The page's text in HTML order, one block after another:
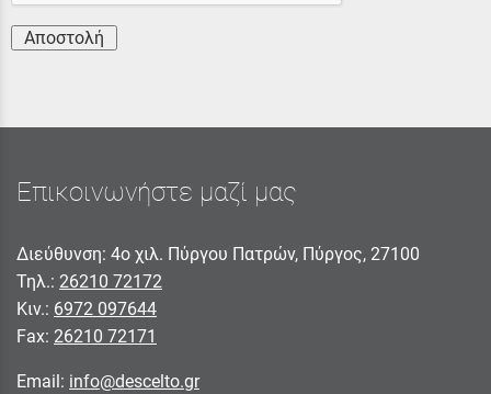
Αποστολή
Επικοινωνήστε μαζί μας
Διεύθυνση: 4ο χιλ. Πύργου Πατρών, Πύργος, 27100
Τηλ.: 26210 72172
Κιν.: 6972 097644
Fax: 26210 72171
Email: info@descelto.gr